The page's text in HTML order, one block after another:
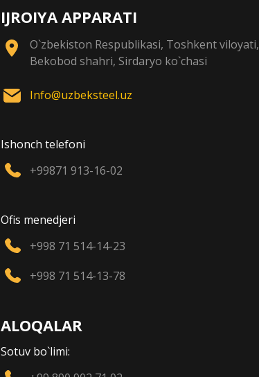
IJROIYA APPARATI
O`zbekiston Respublikasi, Toshkent viloyati,
Bekobod shahri, Sirdaryo ko`chasi
Info@uzbeksteel.uz
Ishonch telefoni
+99871 913-16-02
Ofis menedjeri
+998 71 514-14-23
+998 71 514-13-78
ALOQALAR
Sotuv bo`limi: